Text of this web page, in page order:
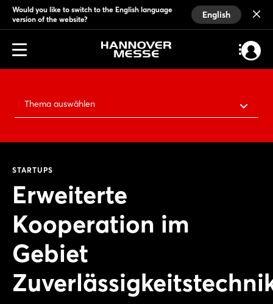
Would you like to switch to the English language
version of the website?
English
Thema auswählen
STARTUPS
Erweiterte
Kooperation im
Gebiet